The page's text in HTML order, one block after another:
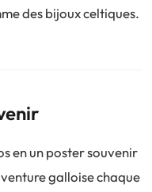
des bijoux celtiques.
en un poster souvenir
galloise chaque